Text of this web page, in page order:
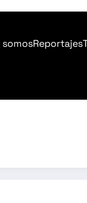
somosReportajes